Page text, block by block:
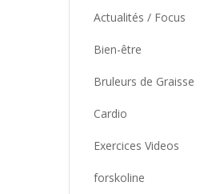
Actualités / Focus
Bien-être
Bruleurs de Graisse
Cardio
Exercices Videos
forskoline